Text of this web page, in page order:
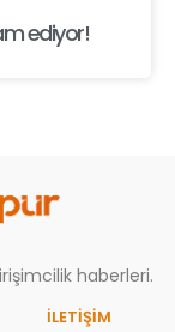
ediyor!
haberleri.
İLETİŞİM